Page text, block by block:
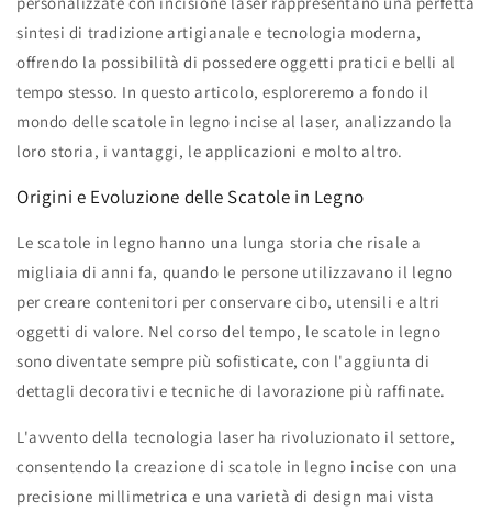
sintesi di tradizione artigianale e tecnologia moderna,
offrendo la possibilità di possedere oggetti pratici e belli al
tempo stesso. In questo articolo, esploreremo a fondo il
mondo delle scatole in legno incise al laser, analizzando la
loro storia, i vantaggi, le applicazioni e molto altro.
Origini e Evoluzione delle Scatole in Legno
Le scatole in legno hanno una lunga storia che risale a
migliaia di anni fa, quando le persone utilizzavano il legno
per creare contenitori per conservare cibo, utensili e altri
oggetti di valore. Nel corso del tempo, le scatole in legno
sono diventate sempre più sofisticate, con l'aggiunta di
dettagli decorativi e tecniche di lavorazione più raffinate.
L'avvento della tecnologia laser ha rivoluzionato il settore,
consentendo la creazione di scatole in legno incise con una
precisione millimetrica e una varietà di design mai vista